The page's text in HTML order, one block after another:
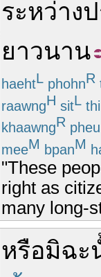
ระหว่าง
ยาวนาน
haehtL phohnR
raawngH sitL thi
khaawngR
meeM bpanM
"These
right as
many long-
หรือมิฉะ